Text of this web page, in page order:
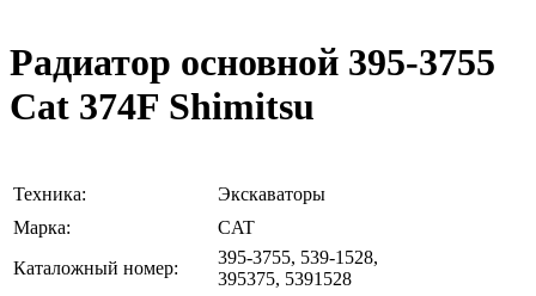
Радиатор основной 395-3755
Cat 374F Shimitsu
Техника:
Экскаваторы
Марка:
CAT
Каталожный номер:
395-3755, 539-1528,
395375, 5391528